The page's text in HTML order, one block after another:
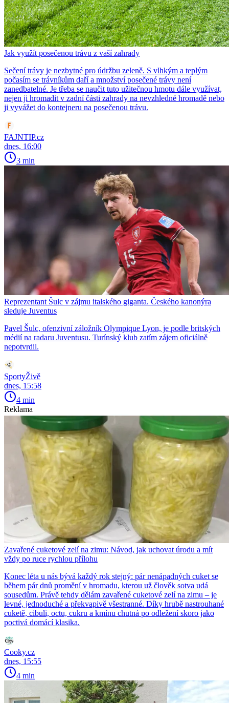
Jak využít posečenou trávu z vaší zahrady
Sečení trávy je nezbytné pro údržbu zeleně. S vlhkým a teplým
počasím se trávníkům daří a množství posečené trávy není
zanedbatelné. Je třeba se naučit tuto užitečnou hmotu dále využívat,
nejen ji hromadit v zadní části zahrady na nevzhledné hromadě nebo
ji vyvážet do kontejneru na posečenou trávu.
FAJNTIP.cz
dnes, 16:00
3 min
Reprezentant Šulc v zájmu italského giganta. Českého kanonýra
sleduje Juventus
Pavel Šulc, ofenzivní záložník Olympique Lyon, je podle britských
médií na radaru Juventusu. Turínský klub zatím zájem oficiálně
nepotvrdil.
SportyŽivě
dnes, 15:58
4 min
Reklama
Zavařené cuketové zelí na zimu: Návod, jak uchovat úrodu a mít
vždy po ruce rychlou přílohu
Konec léta u nás bývá každý rok stejný: pár nenápadných cuket se
během pár dnů promění v hromadu, kterou už člověk sotva udá
sousedům. Právě tehdy dělám zavařené cuketové zelí na zimu – je
levné, jednoduché a překvapivě všestranné. Díky hrubě nastrouhané
cuketě, cibuli, octu, cukru a kmínu chutná po odležení skoro jako
poctivá domácí klasika.
Cooky.cz
dnes, 15:55
4 min